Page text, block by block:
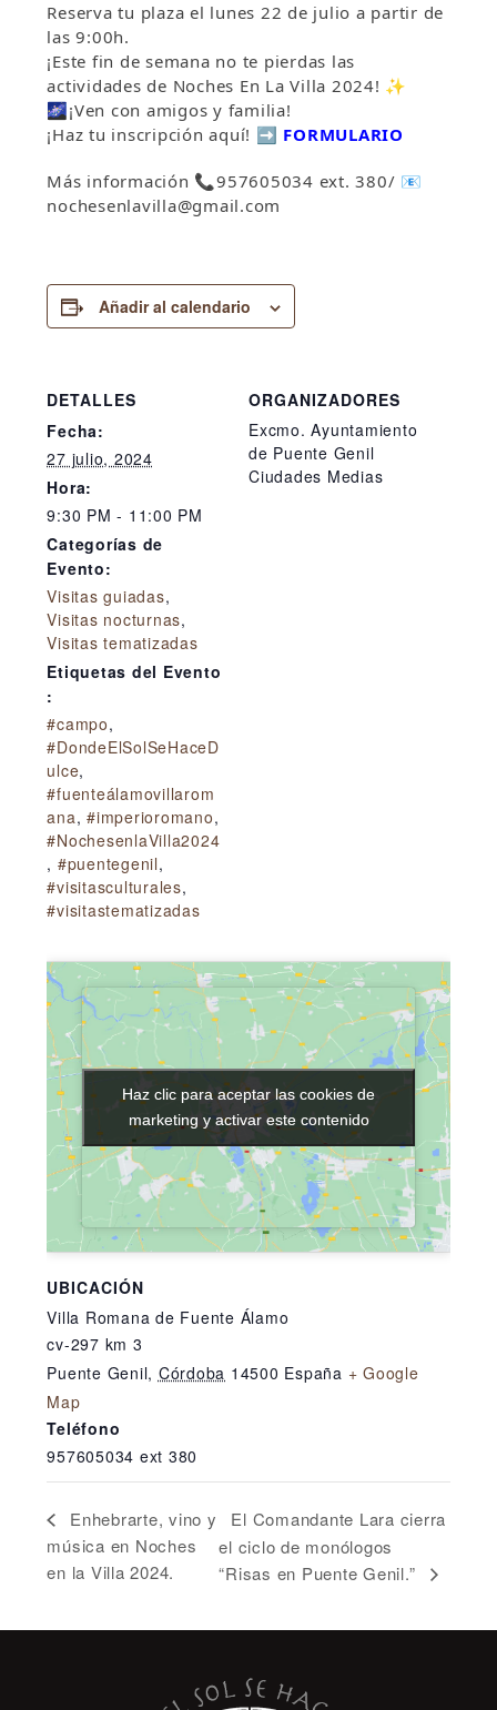
Reserva tu plaza el lunes 22 de julio a partir de
las 9:00h.
¡Este fin de semana no te pierdas las
actividades de Noches En La Villa 2024! ✨
🌌¡Ven con amigos y familia!
¡Haz tu inscripción aquí! ➡️ FORMULARIO
Más ℹ️nformación 📞957605034 ext. 380/ 📧
nochesenlavilla@gmail.com
Añadir al calendario
DETALLES
Fecha:
27 julio, 2024
Hora:
9:30 PM - 11:00 PM
Categorías de
Evento:
Visitas guiadas,
Visitas nocturnas,
Visitas tematizadas
Etiquetas del Evento
:
#campo,
#DondeElSolSeHaceD
ulce,
#fuenteálamovillarom
ana,#imperioromano,
#NochesenlaVilla2024
, #puentegenil,
#visitasculturales,
#visitastematizadas
ORGANIZADORES
Excmo. Ayuntamiento
de Puente Genil
Ciudades Medias
UBICACIÓN
Villa Romana de Fuente Álamo
cv-297 km 3
Puente Genil, Córdoba 14500 España + Google
Map
Teléfono
957605034 ext 380
Haz clic para aceptar las cookies de
marketing y activar este contenido
Haz clic para aceptar las cookies de
marketing y activar este contenido
Enhebrarte, vino y
música en Noches
en la Villa 2024.
El Comandante Lara cierra
el ciclo de monólogos
“Risas en Puente Genil.”